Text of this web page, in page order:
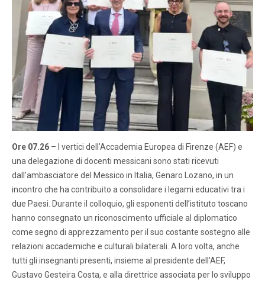
Ore 07.26 – I vertici dell’Accademia Europea di Firenze (AEF) e
una delegazione di docenti messicani sono stati ricevuti
dall’ambasciatore del Messico in Italia, Genaro Lozano, in un
incontro che ha contribuito a consolidare i legami educativi tra i
due Paesi. Durante il colloquio, gli esponenti dell’istituto toscano
hanno consegnato un riconoscimento ufficiale al diplomatico
come segno di apprezzamento per il suo costante sostegno alle
relazioni accademiche e culturali bilaterali. A loro volta, anche
tutti gli insegnanti presenti, insieme al presidente dell’AEF,
Gustavo Gesteira Costa, e alla direttrice associata per lo sviluppo